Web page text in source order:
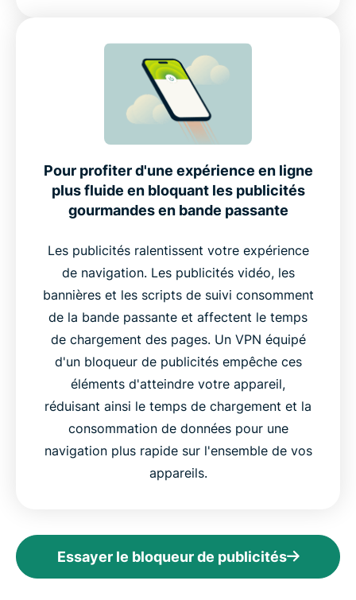
Pour profiter d'une expérience en ligne
plus fluide en bloquant les publicités
gourmandes en bande passante
Les publicités ralentissent votre expérience
de navigation. Les publicités vidéo, les
bannières et les scripts de suivi consomment
de la bande passante et affectent le temps
de chargement des pages. Un VPN équipé
d'un bloqueur de publicités empêche ces
éléments d'atteindre votre appareil,
réduisant ainsi le temps de chargement et la
consommation de données pour une
navigation plus rapide sur l'ensemble de vos
appareils.
Essayer le bloqueur de publicités